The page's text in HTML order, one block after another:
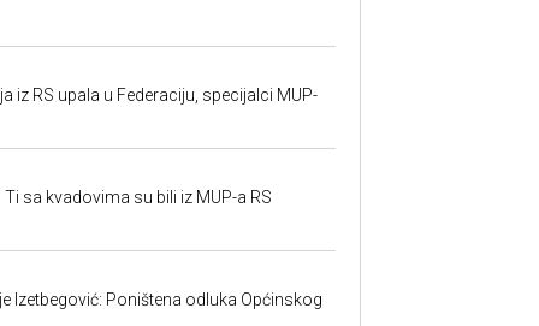
iz RS upala u Federaciju, specijalci MUP-
sa kvadovima su bili iz MUP-a RS
Izetbegović: Poništena odluka Općinskog